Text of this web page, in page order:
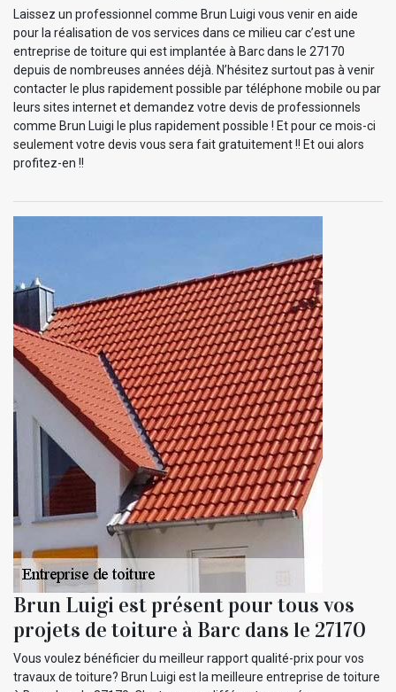
Laissez un professionnel comme Brun Luigi vous venir en aide
pour la réalisation de vos services dans ce milieu car c’est une
entreprise de toiture qui est implantée à Barc dans le 27170
depuis de nombreuses années déjà. N’hésitez surtout pas à venir
contacter le plus rapidement possible par téléphone mobile ou par
leurs sites internet et demandez votre devis de professionnels
comme Brun Luigi le plus rapidement possible ! Et pour ce mois-ci
seulement votre devis vous sera fait gratuitement !! Et oui alors
profitez-en !!
Brun Luigi est présent pour tous vos
projets de toiture à Barc dans le 27170
Vous voulez bénéficier du meilleur rapport qualité-prix pour vos
travaux de toiture? Brun Luigi est la meilleure entreprise de toiture